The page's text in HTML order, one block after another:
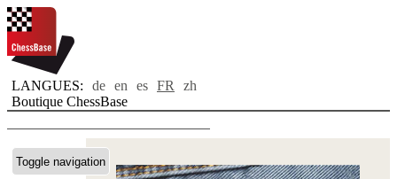
LANGUES: de en es FR
zh
Boutique ChessBase
Toggle navigation